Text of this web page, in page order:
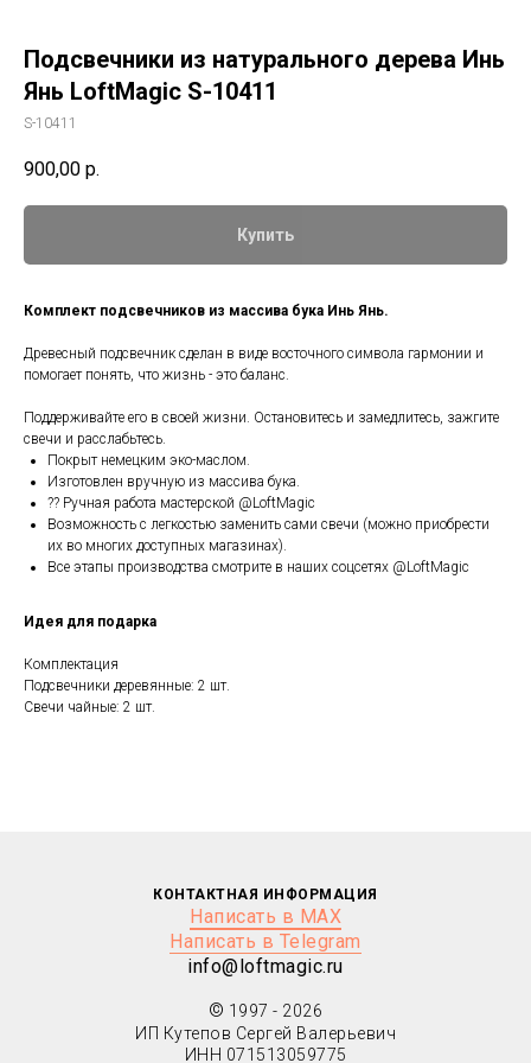
Подсвечники из натурального дерева Инь
Янь LoftMagic S-10411
S-10411
900,00 р.
Купить
Комплект подсвечников из массива бука Инь Янь.
Древесный подсвечник сделан в виде восточного символа гармонии и
помогает понять, что жизнь - это баланс.
Поддерживайте его в своей жизни. Остановитесь и замедлитесь, зажгите
свечи и расслабьтесь.
Покрыт немецким эко-маслом.
Изготовлен вручную из массива бука.
?? Ручная работа мастерской @LoftMagic
Возможность с легкостью заменить сами свечи (можно приобрести
их во многих доступных магазинах).
Все этапы производства смотрите в наших соцсетях @LoftMagic
Идея для подарка
Комплектация
Подсвечники деревянные: 2 шт.
Свечи чайные: 2 шт.
КОНТАКТНАЯ ИНФОРМАЦИЯ
Написать в MAX
Написать в Telegram
info@loftmagic.ru
© 1997 - 2026
ИП Кутепов Сергей Валерьевич
ИНН 071513059775